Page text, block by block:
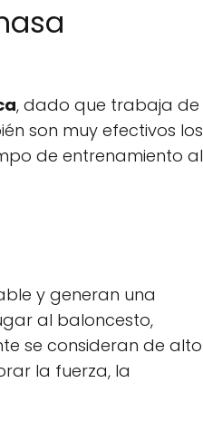
, dado que trabaja de
son muy efectivos los
de entrenamiento al
y generan una
al baloncesto,
se consideran de alto
la fuerza, la